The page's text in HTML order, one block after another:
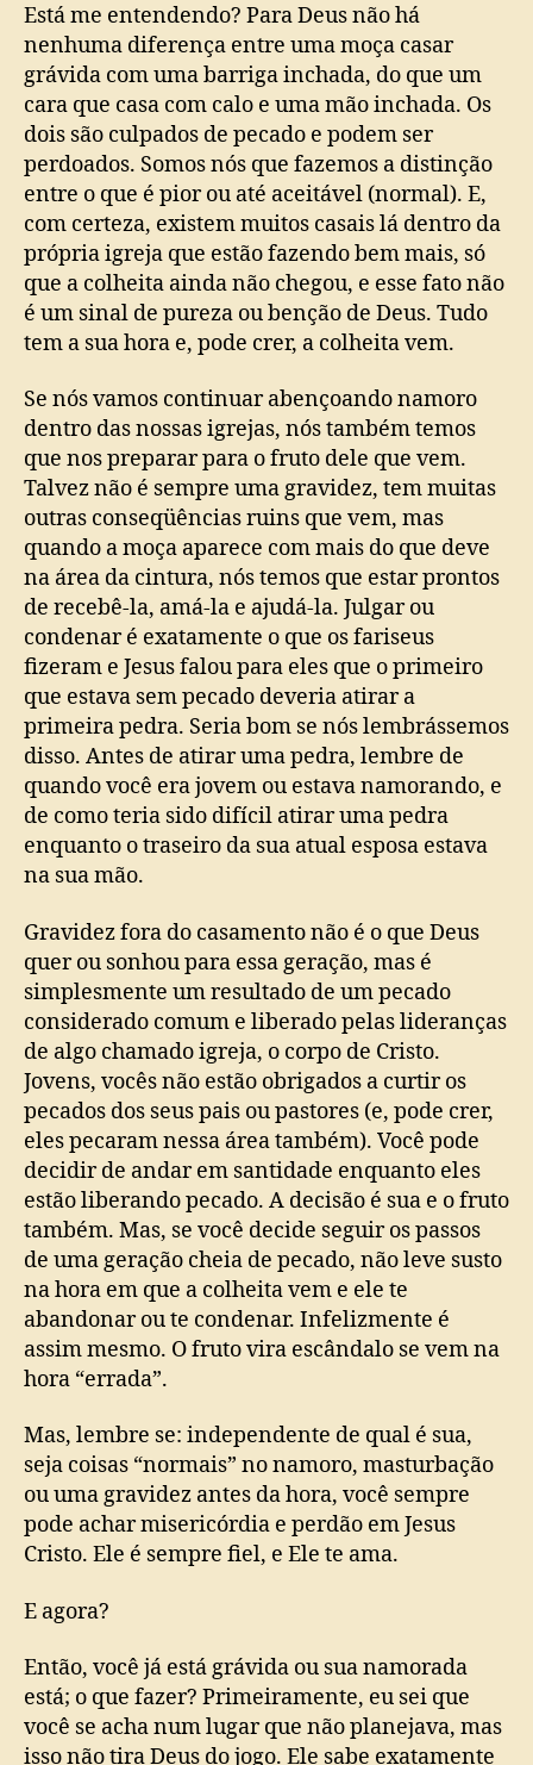
Está me entendendo? Para Deus não há
nenhuma diferença entre uma moça casar
grávida com uma barriga inchada, do que um
cara que casa com calo e uma mão inchada. Os
dois são culpados de pecado e podem ser
perdoados. Somos nós que fazemos a distinção
entre o que é pior ou até aceitável (normal). E,
com certeza, existem muitos casais lá dentro da
própria igreja que estão fazendo bem mais, só
que a colheita ainda não chegou, e esse fato não
é um sinal de pureza ou benção de Deus. Tudo
tem a sua hora e, pode crer, a colheita vem.
Se nós vamos continuar abençoando namoro
dentro das nossas igrejas, nós também temos
que nos preparar para o fruto dele que vem.
Talvez não é sempre uma gravidez, tem muitas
outras conseqüências ruins que vem, mas
quando a moça aparece com mais do que deve
na área da cintura, nós temos que estar prontos
de recebê-la, amá-la e ajudá-la. Julgar ou
condenar é exatamente o que os fariseus
fizeram e Jesus falou para eles que o primeiro
que estava sem pecado deveria atirar a
primeira pedra. Seria bom se nós lembrássemos
disso. Antes de atirar uma pedra, lembre de
quando você era jovem ou estava namorando, e
de como teria sido difícil atirar uma pedra
enquanto o traseiro da sua atual esposa estava
na sua mão.
Gravidez fora do casamento não é o que Deus
quer ou sonhou para essa geração, mas é
simplesmente um resultado de um pecado
considerado comum e liberado pelas lideranças
de algo chamado igreja, o corpo de Cristo.
Jovens, vocês não estão obrigados a curtir os
pecados dos seus pais ou pastores (e, pode crer,
eles pecaram nessa área também). Você pode
decidir de andar em santidade enquanto eles
estão liberando pecado. A decisão é sua e o fruto
também. Mas, se você decide seguir os passos
de uma geração cheia de pecado, não leve susto
na hora em que a colheita vem e ele te
abandonar ou te condenar. Infelizmente é
assim mesmo. O fruto vira escândalo se vem na
hora “errada”.
Mas, lembre se: independente de qual é sua,
seja coisas “normais” no namoro, masturbação
ou uma gravidez antes da hora, você sempre
pode achar misericórdia e perdão em Jesus
Cristo. Ele é sempre fiel, e Ele te ama.
E agora?
Então, você já está grávida ou sua namorada
está; o que fazer? Primeiramente, eu sei que
você se acha num lugar que não planejava, mas
isso não tira Deus do jogo. Ele sabe exatamente